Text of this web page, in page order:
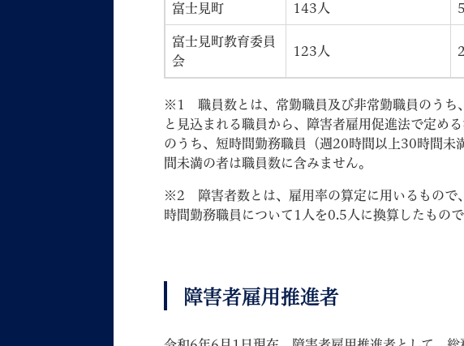
携帯サイト
富士見町 143人
富士見町教育委員
会
123人
※1 職員数とは、常勤職員及び非常勤職員のうち
と見込まれる職員から、障害者雇用促進法で定め
のうち、短時間勤務職員（週20時間以上30時間
間未満の者は職員数に含みません。
※2 障害者数とは、雇用率の算定に用いるもので
時間勤務職員について1人を0.5人に換算したもので
障害者雇用推進者